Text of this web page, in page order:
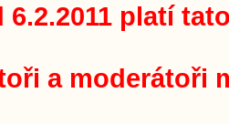
platí
a moderátoři